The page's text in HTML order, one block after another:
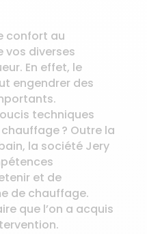
confort au
vos diverses
En effet, le
engendrer des
techniques
? Outre la
la société Jery
et de
de chauffage.
que l’on a acquis